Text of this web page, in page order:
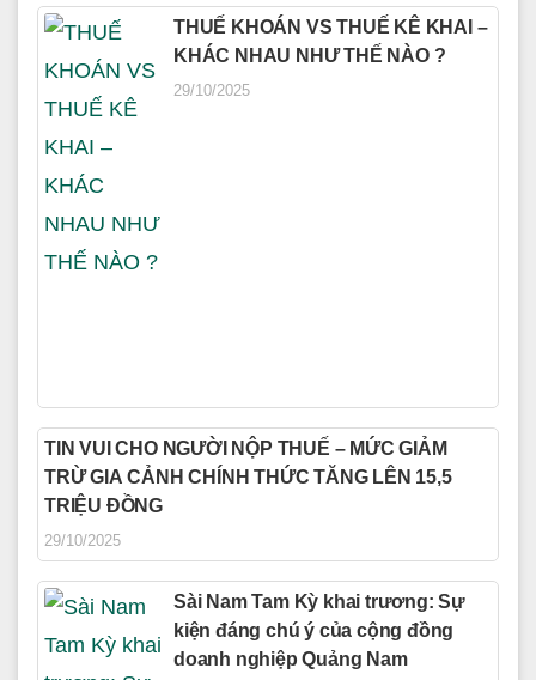
THUẾ KHOÁN VS THUẾ KÊ KHAI –
KHÁC NHAU NHƯ THẾ NÀO ?
29/10/2025
TIN VUI CHO NGƯỜI NỘP THUẾ – MỨC GIẢM
TRỪ GIA CẢNH CHÍNH THỨC TĂNG LÊN 15,5
TRIỆU ĐỒNG
29/10/2025
Sài Nam Tam Kỳ khai trương: Sự
kiện đáng chú ý của cộng đồng
doanh nghiệp Quảng Nam